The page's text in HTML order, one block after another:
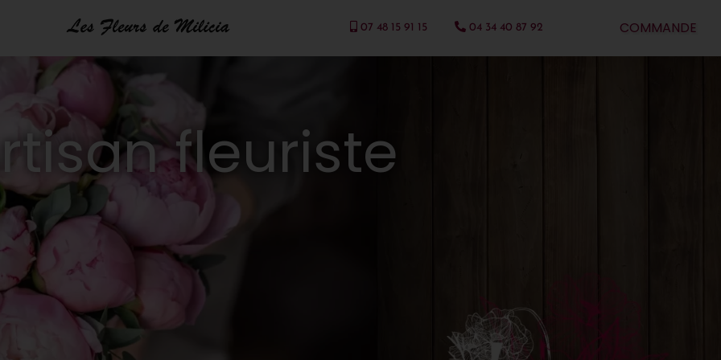
07 48 15 91 15 04 34 40 87 92 COMMANDE
fleuriste